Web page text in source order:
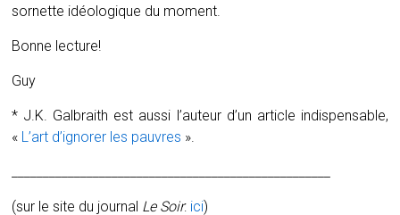
sornette idéologique du moment.
Bonne lecture!
Guy
* J.K. Galbraith est aussi l’auteur d’un article indispensable,
« L’art d’ignorer les pauvres ».
(sur le site du journal Le Soir: ici)